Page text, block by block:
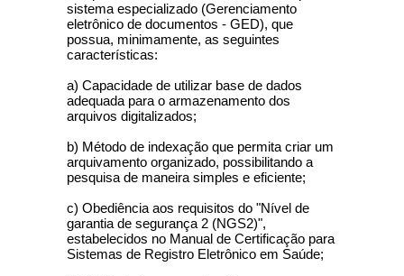
sistema especializado (Gerenciamento
eletrônico de documentos - GED), que
possua, minimamente, as seguintes
características:
a) Capacidade de utilizar base de dados
adequada para o armazenamento dos
arquivos digitalizados;
b) Método de indexação que permita criar um
arquivamento organizado, possibilitando a
pesquisa de maneira simples e eficiente;
c) Obediência aos requisitos do "Nível de
garantia de segurança 2 (NGS2)",
estabelecidos no Manual de Certificação para
Sistemas de Registro Eletrônico em Saúde;